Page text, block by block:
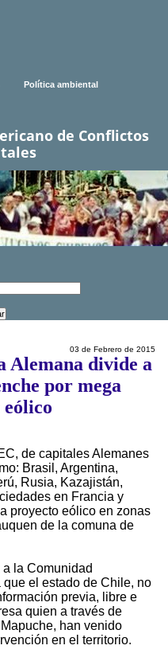
Política ambiental
de Conflictos
03 de Febrero de 2015
Alemana divide a
por mega
de capitales Alemanes
Brasil, Argentina,
Rusia, Kazajistán,
en Francia y
proyecto eólico en zonas
de la comuna de
la Comunidad
el estado de Chile, no
previa, libre e
quien a través de
han venido
en el territorio.